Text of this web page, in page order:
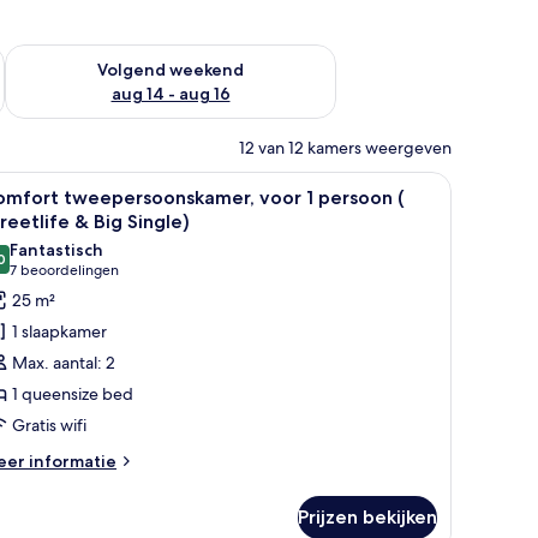
weekend aug 7 - aug 9
Volgend weekend
aug 14 - aug 16
De beschikbaarheid controleren voor volgend weekend aug
12 van 12 kamers weergeven
op de kamer, een bureau Luxe beddengoed, een minibar, een kluis op
8
tweepersoonskamer, voor 1 persoon (
& Big Single)
van 10
Fantastisch
7 beoordelingen
(7
beoordelingen)
25 m²
1 slaapkamer
Max. aantal: 2
1 queensize bed
Gratis wifi
informatie
Prijzen bekijken